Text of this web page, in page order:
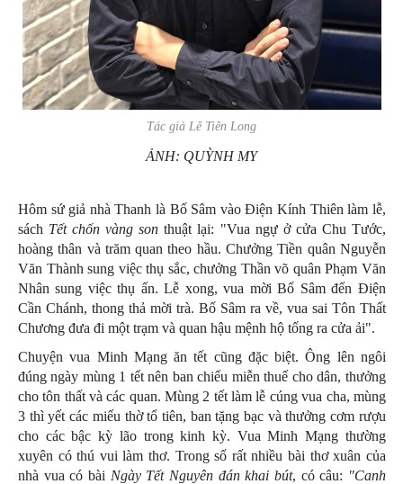
Tác giả Lê Tiên Long
ẢNH: QUỲNH MY
Hôm sứ giả nhà Thanh là Bố Sâm vào Điện Kính Thiên làm lễ,
sách Tết chốn vàng son thuật lại: "Vua ngự ở cửa Chu Tước,
hoàng thân và trăm quan theo hầu. Chưởng Tiền quân Nguyễn
Văn Thành sung việc thụ sắc, chưởng Thần võ quân Phạm Văn
Nhân sung việc thụ ấn. Lễ xong, vua mời Bố Sâm đến Điện
Cần Chánh, thong thả mời trà. Bố Sâm ra về, vua sai Tôn Thất
Chương đưa đi một trạm và quan hậu mệnh hộ tống ra cửa ải".
Chuyện vua Minh Mạng ăn tết cũng đặc biệt. Ông lên ngôi
đúng ngày mùng 1 tết nên ban chiếu miễn thuế cho dân, thưởng
cho tôn thất và các quan. Mùng 2 tết làm lễ cúng vua cha, mùng
3 thì yết các miếu thờ tổ tiên, ban tặng bạc và thưởng cơm rượu
cho các bậc kỳ lão trong kinh kỳ. Vua Minh Mạng thường
xuyên có thú vui làm thơ. Trong số rất nhiều bài thơ xuân của
nhà vua có bài Ngày Tết Nguyên đán khai bút, có câu: "Canh